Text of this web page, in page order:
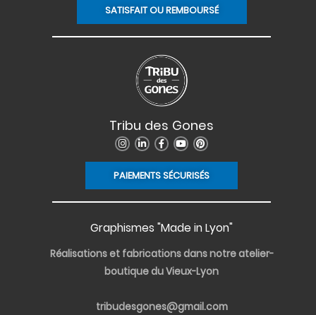
SATISFAIT OU REMBOURSÉ
Tribu des Gones
I
n
s
t
a
g
r
L
i
n
k
e
d
i
i
n
F
a
c
e
b
o
o
f
Y
o
u
t
u
b
e
P
i
n
t
e
r
e
PAIEMENTS SÉCURISÉS
Graphismes "Made in Lyon"
Réalisations et fabrications dans notre atelier-
boutique du Vieux-Lyon
tribudesgones@gmail.com